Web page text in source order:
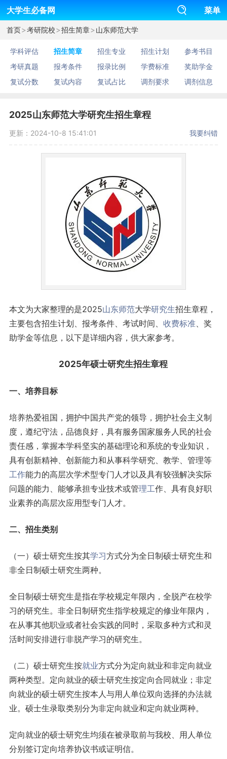
大学生必备网 菜单
首页>考研院校>招生简章>山东师范大学
学科评估 招生简章 招生专业 招生计划
参考书目
考研真题
报考条件 报录比例 学费标准
奖助学金
复试分数
复试内容 复试占比 调剂要求 调剂信息
2025山东师范大学研究生招生章程
更新：2024-10-8 15:41:01 我要纠错
本文为大家整理的是2025山东师范大学研究生招生章程，
主要包含招生计划、报考条件、考试时间、 收费标准、奖
助学金等信息，以下是详细内容，供大家参考。
2025年硕士研究生招生章程
一、培养目标
培养热爱祖国，拥护中国共产党的领导，拥护社会主义制
度，遵纪守法，品德良好，具有服务国家服务人民的社会
责任感，掌握本学科坚实的基础理论和系统的专业知识，
具有创新精神、创新能力和从事科学研究、教学、管理等
工作能力的高层次学术型专门人才以及具有较强解决实际
问题的能力、能够承担专业技术或管理工作、具有良好职
业素养的高层次应用型专门人才。
二、招生类别
（一）硕士研究生按其学习方式分为全日制硕士研究生和
非全日制硕士研究生两种。
全日制硕士研究生是指在学校规定年限内，全脱产在校学
习的研究生。非全日制研究生指学校规定的修业年限内，
在从事其他职业或者社会实践的同时，采取多种方式和灵
活时间安排进行非脱产学习的研究生。
（二）硕士研究生按就业方式分为定向就业和非定向就业
两种类型。定向就业的硕士研究生按定向合同就业；非定
向就业的硕士研究生按本人与用人单位双向选择的办法就
业。硕士生录取类别分为非定向就业和定向就业两种。
定向就业的硕士研究生均须在被录取前与我校、用人单位
分别签订定向培养协议书或证明信。